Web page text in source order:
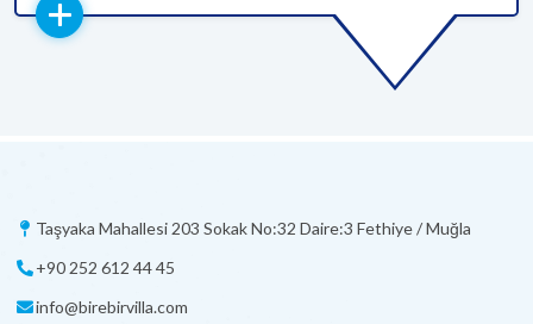
Taşyaka Mahallesi 203 Sokak No:32 Daire:3 Fethiye / Muğla
+90 252 612 44 45
info@birebirvilla.com